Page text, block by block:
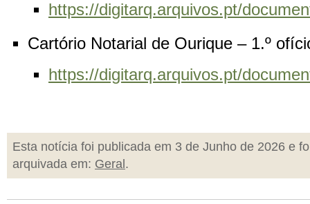
https://digitarq.arquivos.pt/
Cartório Notarial de Ourique – 1.º
https://digitarq.arquivos.pt/
Esta notícia foi publicada em 3 de Junho de 2026 e
arquivada em: Geral .